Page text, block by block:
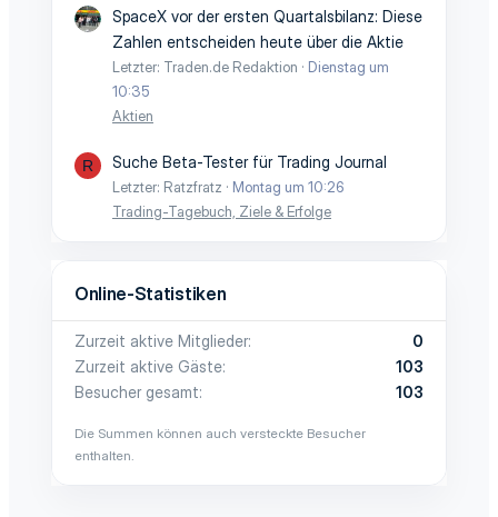
SpaceX vor der ersten Quartalsbilanz: Diese
Zahlen entscheiden heute über die Aktie
Letzter: Traden.de Redaktion
Dienstag um
10:35
Aktien
R Suche Beta-Tester für Trading Journal
Letzter: Ratzfratz
Montag um 10:26
Trading-Tagebuch, Ziele & Erfolge
Online-Statistiken
Zurzeit aktive Mitglieder
0
Zurzeit aktive Gäste
103
Besucher gesamt
103
Die Summen können auch versteckte Besucher
enthalten.